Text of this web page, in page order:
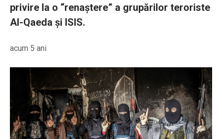
privire la o “renaștere” a grupărilor teroriste
Al-Qaeda și ISIS.
acum 5 ani